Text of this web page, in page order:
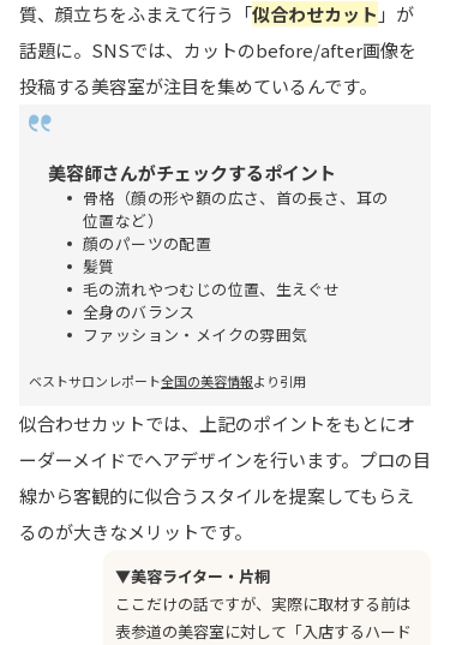
質、顔立ちをふまえて行う「似合わせカット 」が
話題に。SNSでは、カットのbefore/after画像を
投稿する美容室が注目を集めているんです。
美容師さんがチェックするポイント
骨格（顔の形や額の広さ、首の長さ、耳の
位置など）
顔のパーツの配置
髪質
毛の流れやつむじの位置、生えぐせ
全身のバランス
ファッション・メイクの雰囲気
ベストサロンレポート全国の美容情報より引用
似合わせカットでは、上記のポイントをもとにオ
ーダーメイドでヘアデザインを行います。プロの目
線から客観的に似合うスタイルを提案してもらえ
るのが大きなメリットです。
▼美容ライター・片桐
ここだけの話ですが、実際に取材する前は
表参道の美容室に対して「入店するハード